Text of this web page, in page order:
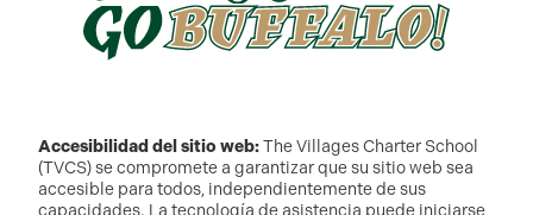
Accesibilidad del sitio web:The Villages Charter School
(TVCS) se compromete a garantizar que su sitio web sea
accesible para todos, independientemente de sus
capacidades. La tecnología de asistencia puede iniciarse